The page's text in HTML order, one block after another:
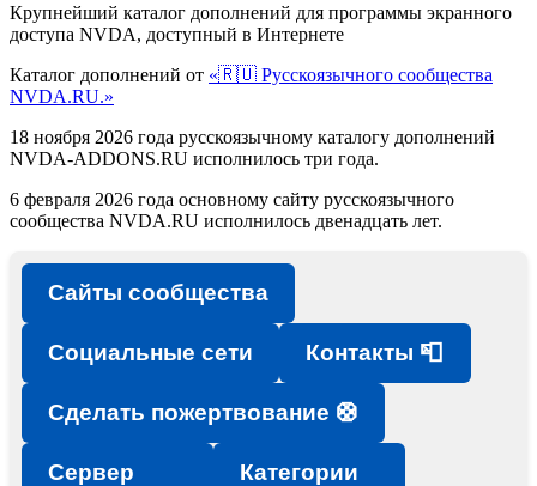
Крупнейший каталог дополнений для программы экранного
доступа NVDA, доступный в Интернете
Каталог дополнений от «🇷🇺 Русскоязычного сообщества
NVDA.RU.»
18 ноября 2026 года русскоязычному каталогу дополнений
NVDA-ADDONS.RU исполнилось три года.
6 февраля 2026 года основному сайту русскоязычного
сообщества NVDA.RU исполнилось двенадцать лет.
Сайты сообщества
Социальные сети Контакты 📮
Сделать пожертвование 🛟
Сервер Категории